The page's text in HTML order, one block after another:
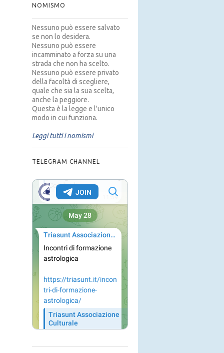
NOMISMO
Nessuno può essere salvato
se non lo desidera.
Nessuno può essere
incamminato a forza su una
strada che non ha scelto.
Nessuno può essere privato
della facoltà di scegliere,
quale che sia la sua scelta,
anche la peggiore.
Questa è la legge e l'unico
modo in cui funziona.
Leggi tutti i nomismi
TELEGRAM CHANNEL